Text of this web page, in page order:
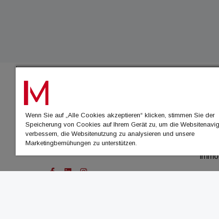
Wenn Sie auf „Alle Cookies akzeptieren“ klicken, stimmen Sie der
Speicherung von Cookies auf Ihrem Gerät zu, um die
verbessern, die Websitenutzung zu analysieren und unsere
Marketingbemühungen zu unterstützen.